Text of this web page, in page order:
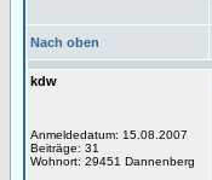
Nach oben
kdw
Anmeldedatum: 15.08.2007
Beiträge: 31
Wohnort: 29451 Dannenberg